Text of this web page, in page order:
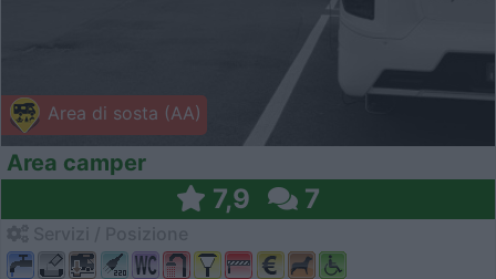
Area di sosta (AA)
Area camper
7,9 7